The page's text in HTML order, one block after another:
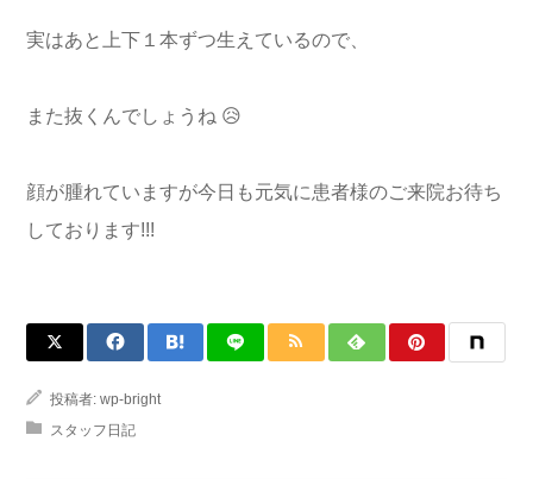
実はあと上下１本ずつ生えているので、
また抜くんでしょうね 😥
顔が腫れていますが今日も元気に患者様のご来院お待ち
しております!!!
投稿者: wp-bright
スタッフ日記